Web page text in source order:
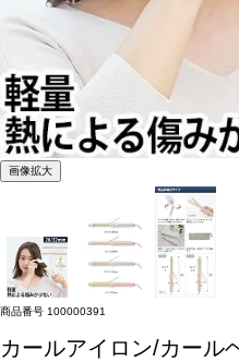
画像拡大
商品番号 100000391
カールアイロン/カール